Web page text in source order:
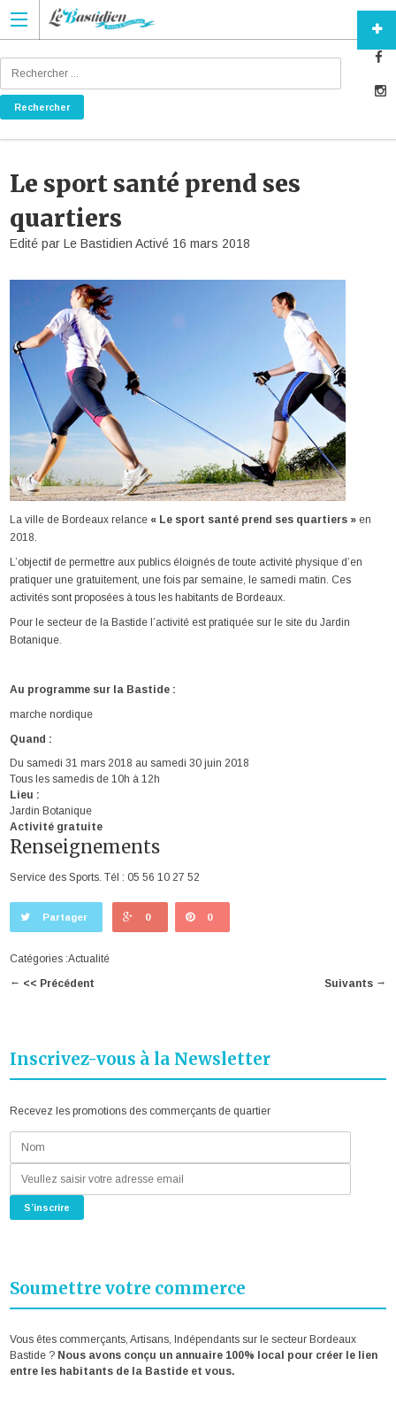
Le sport santé prend ses
quartiers
Edité parLe Bastidien Activé 16 mars 2018
La ville de Bordeaux relance « Le sport santé prend ses quartiers » en
2018.
L’objectif de permettre aux publics éloignés de toute activité physique d’en
pratiquer une gratuitement, une fois par semaine, le samedi matin. Ces
activités sont proposées à tous les habitants de Bordeaux.
Pour le secteur de la Bastide l’activité est pratiquée sur le site du Jardin
Botanique.
Au programme sur la Bastide :
marche nordique
Quand :
Du samedi 31 mars 2018 au samedi 30 juin 2018
Tous les samedis de 10h à 12h
Lieu :
Jardin Botanique
Activité gratuite
Renseignements
Service des Sports. Tél : 05 56 10 27 52
Partager 0 0
Catégories :Actualité
← << Précédent Suivants →
Inscrivez-vous à la Newsletter
Recevez les promotions des commerçants de quartier
Soumettre votre commerce
Vous êtes commerçants, Artisans, Indépendants sur le secteur Bordeaux
Bastide ? Nous avons conçu un annuaire 100% local pour créer le lien
entre les habitants de la Bastide et vous.